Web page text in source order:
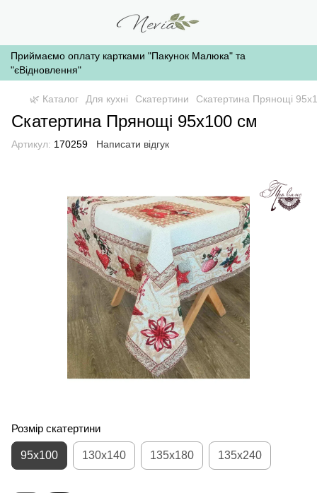
Приймаємо оплату картками "Пакунок Малюка" та
"єВідновлення"
🌿 Каталог Для кухні Скатертини Скатертина Прянощі
Скатертина Прянощі 95x100 см
Артикул: 170259 Написати відгук
Розмір скатертини
95x100 130x140 135x180 135x240